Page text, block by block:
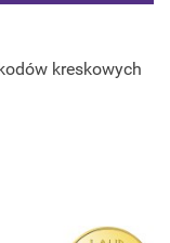
kreskowych